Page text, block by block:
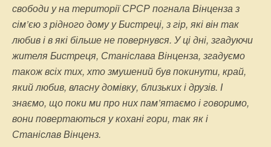
свободи у на території СРСР погнала Вінценза з
сім’єю з рідного дому у Бистреці, з гір, які він так
любив і в які більше не повернувся. У ці дні, згадуючи
жителя Бистреця, Станіслава Вінценза, згадуємо
також всіх тих, хто змушений був покинути, край,
який любив, власну домівку, близьких і друзів. І
знаємо, що поки ми про них пам’ятаємо і говоримо,
вони повертаються у кохані гори, так як і
Станіслав Вінценз.